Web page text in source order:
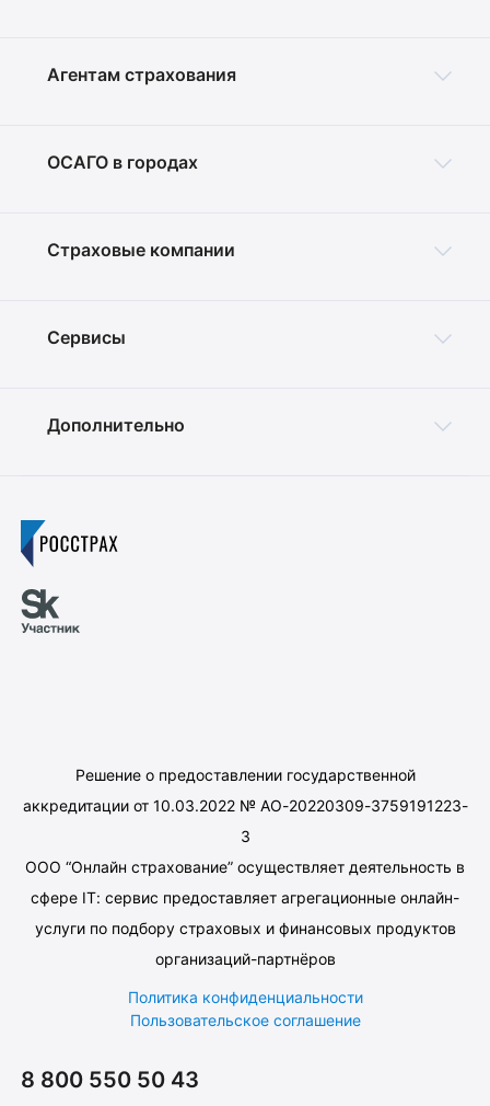
Агентам страхования
ОСАГО в городах
Страховые компании
Сервисы
Дополнительно
Решение о предоставлении государственной
аккредитации от 10.03.2022 № АО-20220309-3759191223-
3
ООО “Онлайн страхование” осуществляет деятельность в
сфере IT: сервис предоставляет агрегационные онлайн-
услуги по подбору страховых и финансовых продуктов
организаций-партнёров
Политика конфиденциальности
Пользовательское соглашение
8 800 550 50 43